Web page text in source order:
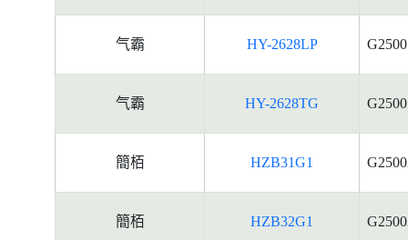
气霸 HY-2628LP
气霸 HY-2628TG
簡栢 HZB31G1
簡栢 HZB32G1